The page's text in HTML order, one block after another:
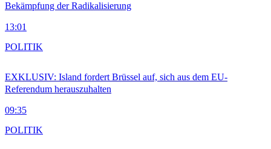
Bekämpfung der Radikalisierung
13:01
EXKLUSIV: Island fordert Brüssel auf, sich aus dem EU-
Referendum herauszuhalten
09:35
POLITIK
POLITIK